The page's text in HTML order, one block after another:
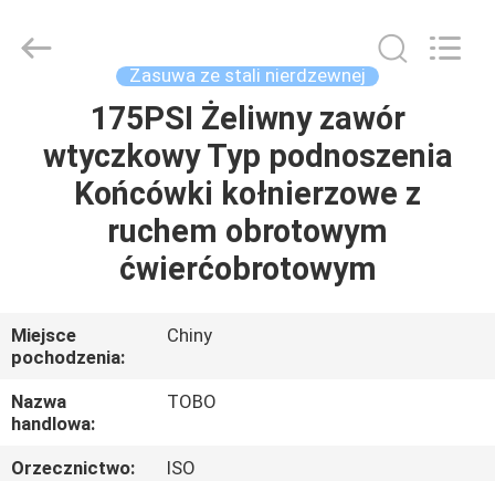
PRODUKTY
WYCIECZKA
PO
FABRYCE
nierdzewnej
supplier.
Zasuwa ze stali nierdzewnej
175PSI Żeliwny zawór
wtyczkowy Typ podnoszenia
Końcówki kołnierzowe z
ruchem obrotowym
ćwierćobrotowym
Miejsce
pochodzenia:
Chiny
Nazwa
handlowa:
TOBO
Orzecznictwo:
ISO